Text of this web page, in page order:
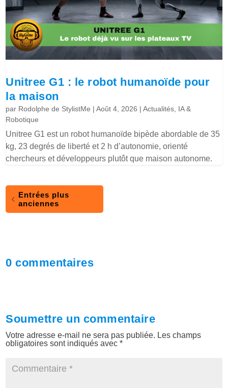
Unitree G1 : le robot humanoïde pour
la maison
par Rodolphe de StylistMe |Août 4, 2026 |Actualités IA &
Robotique
Unitree G1 est un robot humanoïde bipède abordable de 35
kg, 23 degrés de liberté et 2 h d’autonomie, orienté
chercheurs et développeurs plutôt que maison autonome.
Entrées plus
anciennes
0 commentaires
Soumettre un commentaire
Votre adresse e-mail ne sera pas publiée. Les champs
obligatoires sont indiqués avec*